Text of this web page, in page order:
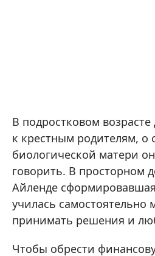
В подростковом
к крестным родителям, о
биологической матери
говорить. В просторном
Айленде
училась самостоятельно
принимать решения и
Чтобы обрести